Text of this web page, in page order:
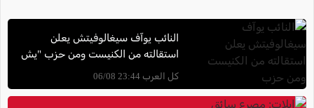
النائب يوآف سيغالوفيتش يعلن
استقالته من الكنيست ومن حزب "يش
عتيد"
كل العرب 23:44 06/08